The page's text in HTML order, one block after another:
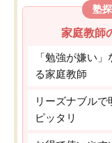
塾
家庭教師
「勉強が嫌い
る家庭教師
リーズナブル
ピッタリ